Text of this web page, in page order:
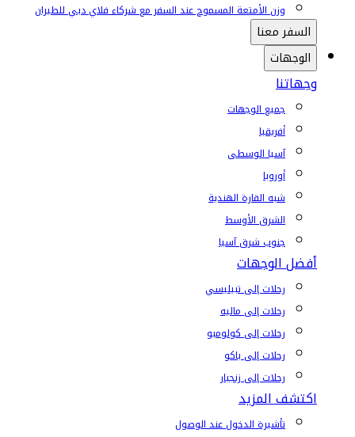
وزن الأمتعة المسموح عند السفر مع شركاء فلاي دبي للطيران
السفر معنا
الوجهات
وجهاتنا
جميع الوجهات
أفريقيا
آسيا الوسطى
أوروبا
شبه القارة الهندية
الشرق الأوسط
جنوب شرق آسيا
أفضل الوجهات
رحلات إلى تبيليسي
رحلات إلى ماليه
رحلات إلى كولومبو
رحلات إلى باكو
رحلات إلى زنجبار
اكتشف المزيد
تأشيرة الدخول عند الوصول